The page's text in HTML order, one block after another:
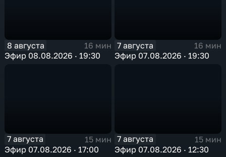
8 августа
16 мин
Эфир 08.08.2026 · 19:30
7 августа
16 мин
Эфир 07.08.2026 · 19:30
7 августа
15 мин
Эфир 07.08.2026 · 17:00
7 августа
15 мин
Эфир 07.08.2026 · 12:30